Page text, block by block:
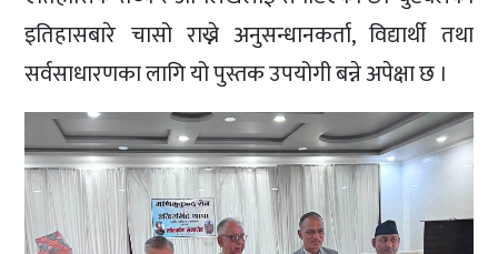
इतिहासबारे चासो राख्ने अनुसन्धानकर्ता, विद्यार्थी तथा
सर्वसाधारणका लागि यो पुस्तक उपयोगी बन्ने अपेक्षा छ ।